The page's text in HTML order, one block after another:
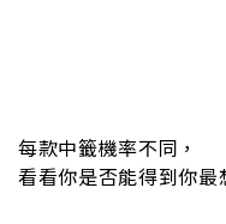
每款中籤機率不同，
看看你是否能得到你